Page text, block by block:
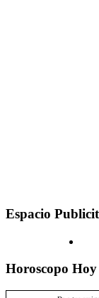
Espacio
Horoscopo Hoy